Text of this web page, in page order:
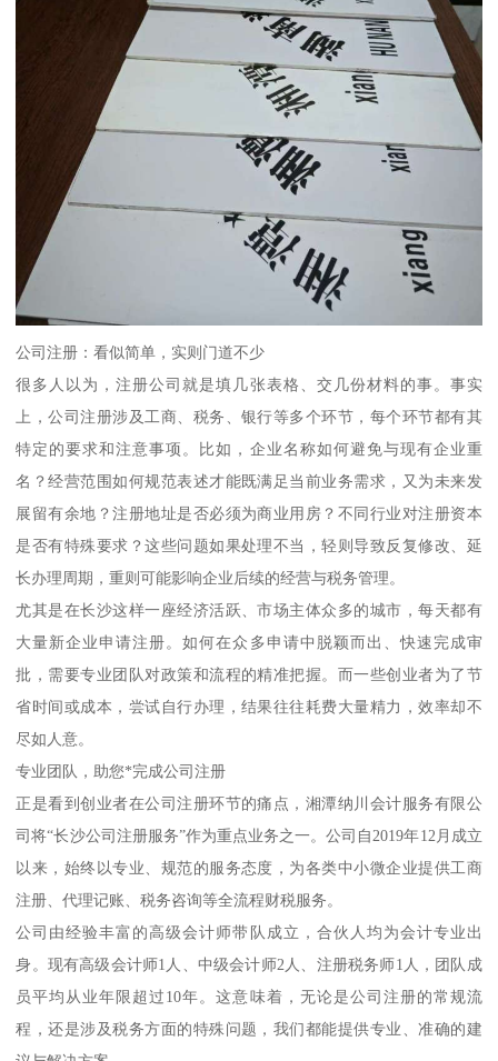
公司注册：看似简单，实则门道不少
很多人以为，注册公司就是填几张表格、交几份材料的事。事实
上，公司注册涉及工商、税务、银行等多个环节，每个环节都有其
特定的要求和注意事项。比如，企业名称如何避免与现有企业重
名？经营范围如何规范表述才能既满足当前业务需求，又为未来发
展留有余地？注册地址是否必须为商业用房？不同行业对注册资本
是否有特殊要求？这些问题如果处理不当，轻则导致反复修改、延
长办理周期，重则可能影响企业后续的经营与税务管理。
尤其是在长沙这样一座经济活跃、市场主体众多的城市，每天都有
大量新企业申请注册。如何在众多申请中脱颖而出、快速完成审
批，需要专业团队对政策和流程的精准把握。而一些创业者为了节
省时间或成本，尝试自行办理，结果往往耗费大量精力，效率却不
尽如人意。
专业团队，助您*完成公司注册
正是看到创业者在公司注册环节的痛点，湘潭纳川会计服务有限公
司将“长沙公司注册服务”作为重点业务之一。公司自2019年12月成立
以来，始终以专业、规范的服务态度，为各类中小微企业提供工商
注册、代理记账、税务咨询等全流程财税服务。
公司由经验丰富的高级会计师带队成立，合伙人均为会计专业出
身。现有高级会计师1人、中级会计师2人、注册税务师1人，团队成
员平均从业年限超过10年。这意味着，无论是公司注册的常规流
程，还是涉及税务方面的特殊问题，我们都能提供专业、准确的建